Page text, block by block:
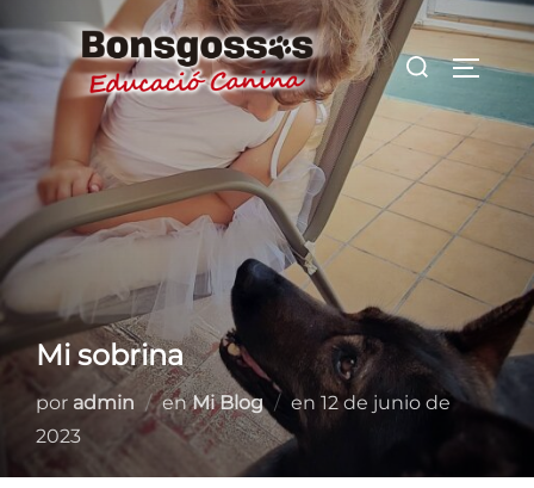
contenido
Buscar:
Mi sobrina
por admin enMi Blog en Publicado
12 de junio de
2023